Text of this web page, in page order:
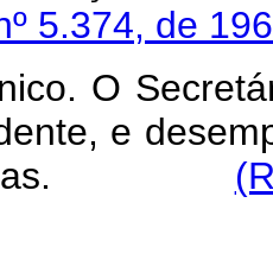
5.374, de
O
e